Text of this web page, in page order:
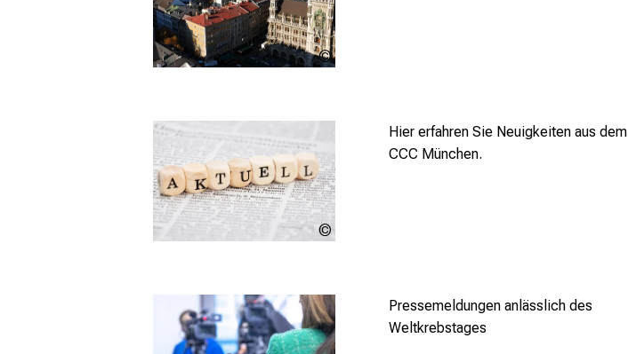
Hier erfahren Sie Neuigkeiten aus dem
CCC München.
Pressemeldungen anlässlich des
Weltkrebstages